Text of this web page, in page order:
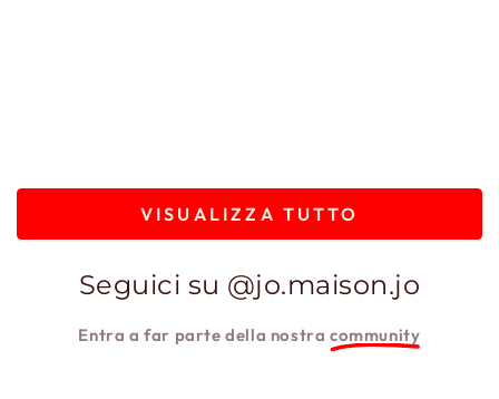
VISUALIZZA TUTTO
Seguici su @jo.maison.jo
Entra a far parte della nostracommunity